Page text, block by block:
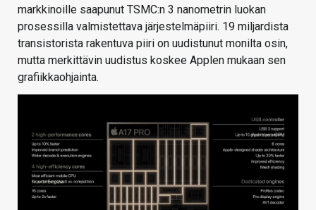
markkinoille saapunut TSMC:n 3 nanometrin luokan
prosessilla valmistettava järjestelmäpiiri. 19 miljardista
transistorista rakentuva piiri on uudistunut monilta osin,
mutta merkittävin uudistus koskee Applen mukaan sen
grafiikkaohjainta.